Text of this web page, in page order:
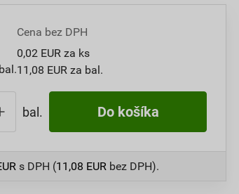
Cena bez DPH
0,02 EUR za ks
11,08 EUR za bal.
bal. Do košíka
s DPH (11,08 EUR bez DPH).